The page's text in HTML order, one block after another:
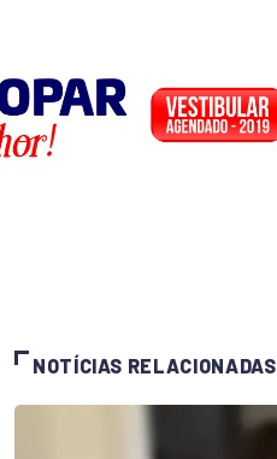
NOTÍCIAS RELACIONADAS